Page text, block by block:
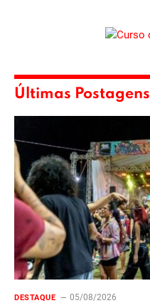
Últimas Postagens
DESTAQUE 05/08/2026